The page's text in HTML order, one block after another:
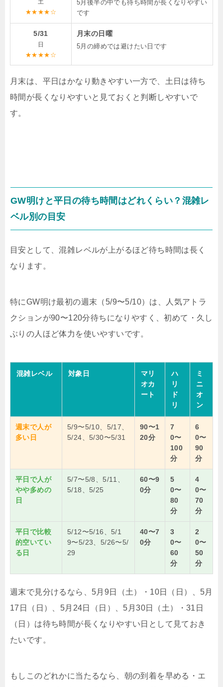
土
★★★★☆
5月後半の中でも待ち時間が長くなりやすい
です
5/31
日
★★★★☆
月末の日曜
5月の締めでは避けたい日です
月末は、平日はかなり動きやすい一方で、土日は待ち
時間が長くなりやすいと見ておくと判断しやすいで
す。
GW明けと平日の待ち時間はどれくらい？混雑レ
ベル別の目安
目安として、混雑レベルが上がるほど待ち時間は長く
なります。
特にGW明け最初の週末（5/9〜5/10）は、人気アトラ
クションが90〜120分待ちになりやすく、初めて・久し
ぶりの人ほど体力を使いやすいです。
混雑レベル 対象日
マリ
オカ
ート
ハ
リ
ド
リ
ミ
ニ
オ
ン
週末で人が
多い日
5/9〜5/10、5/17、
5/24、5/30〜5/31
90〜1
20分
7
0〜
100
分
6
0〜
90
分
平日で人が
やや多めの
日
5/7〜5/8、5/11、
5/18、5/25
60〜9
0分
5
0〜
80
分
4
0〜
70
分
平日で比較
的空いてい
る日
5/12〜5/16、5/1
9〜5/23、5/26〜5/
29
40〜7
0分
3
0〜
60
分
2
0〜
50
分
週末で見分けるなら、5月9日（土）・10日（日）、5月
17日（日）、5月24日（日）、5月30日（土）・31日
（日）は待ち時間が長くなりやすい日として見ておき
たいです。
もしこのどれかに当たるなら、朝の到着を早める・エ